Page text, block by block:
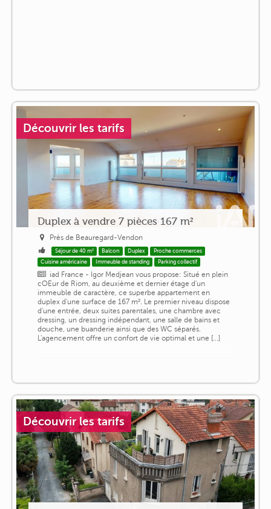
Découvrir les tarifs
Duplex à vendre 7 pièces 167 m²
Près de Beauregard-Vendon
Séjour de 40 m² Balcon Duplex
Proche commerces
Cuisine américaine
Immeuble de standing Parking collectif
iad France - Igor Medjean vous propose: Situé en plein
cOEur de Riom, au deuxième et dernier étage d'un
immeuble de caractère, ce superbe appartement en
duplex d'une surface de 167 m². Le premier niveau dispose
d'une entrée, deux suites parentales, une chambre avec
dressing, un dressing indépendant, une salle de bains et
douche, une buanderie ainsi que des WC séparés.
L'agencement offre un confort de vie optimal et une [...]
Découvrir les tarifs